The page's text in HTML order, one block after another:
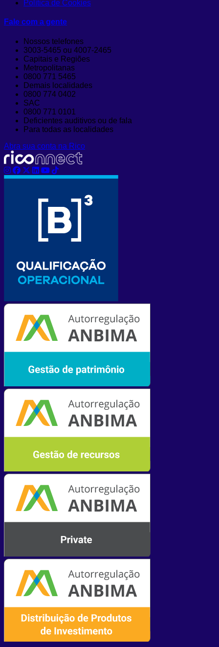
Política de Cookies
Fale com a gente
Nossos telefones
3003-5465 ou 4007-2465
Capitais e Regiões
Metropolitanas
0800 771 5465
Demais localidades
0800 774 0402
SAC
0800 771 0101
Deficientes auditivos ou de fala
Para todas as localidades
Abra sua conta na Rico